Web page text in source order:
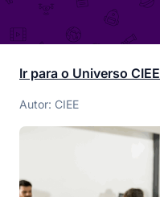
Ir para o Universo CIEE
Autor: CIEE